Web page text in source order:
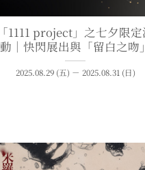
「1111 project」之七夕限
動｜快閃展出與「留白之吻」
2025.08.29 (五) － 2025.08.31 (日)